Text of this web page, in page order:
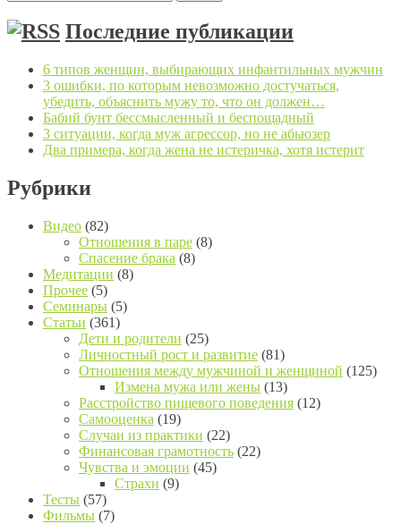
Последние публикации
6 типов женщин, выбирающих инфантильных мужчин
3 ошибки, по которым невозможно достучаться,
убедить, объяснить мужу то, что он должен…
Бабий бунт бессмысленный и беспощадный
3 ситуации, когда муж агрессор, но не абьюзер
Два примера, когда жена не истеричка, хотя истерит
Рубрики
Видео (82)
Отношения в паре (8)
Спасение брака (8)
Медитации (8)
Прочее (5)
Семинары (5)
Статьи (361)
Дети и родители (25)
Личностный рост и развитие (81)
Отношения между мужчиной и женщиной (125)
Измена мужа или жены (13)
Расстройство пищевого поведения (12)
Самооценка (19)
Случаи из практики (22)
Финансовая грамотность (22)
Чувства и эмоции (45)
Страхи (9)
Тесты (57)
Фильмы (7)